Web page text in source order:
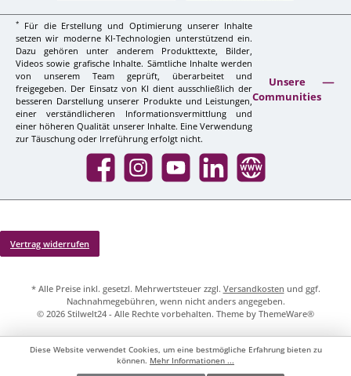
*
Für die Erstellung und Optimierung unserer Inhalte
setzen wir moderne KI-Technologien unterstützend ein.
Dazu gehören unter anderem Produkttexte, Bilder,
Videos sowie grafische Inhalte. Sämtliche Inhalte werden
von unserem Team geprüft, überarbeitet und
freigegeben. Der Einsatz von KI dient ausschließlich der
besseren Darstellung unserer Produkte und Leistungen,
einer verständlicheren Informationsvermittlung und
einer höheren Qualität unserer Inhalte. Eine Verwendung
zur Täuschung oder Irreführung erfolgt nicht.
Unsere
Communities
Facebook InstagramYouTube LinkedIn Website
Vertrag widerrufen
* Alle Preise inkl. gesetzl. Mehrwertsteuer zzgl. Versandkosten und ggf.
Nachnahmegebühren, wenn nicht anders angegeben.
© 2026 Stilwelt24 - Alle Rechte vorbehalten. Theme by ThemeWare®
Diese Website verwendet Cookies, um eine bestmögliche Erfahrung bieten zu
können. Mehr Informationen ...